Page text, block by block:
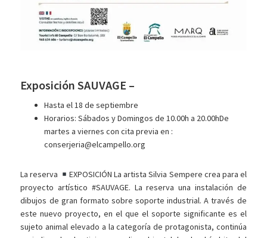
Exposición SAUVAGE –
Hasta el 18 de septiembre
Horarios: Sábados y Domingos de 10.00h a 20.00hDe
martes a viernes con cita previa en :
conserjeria@elcampello.org
La reserva
EXPOSICIÓN La artista Silvia Sempere crea para el
proyecto artístico #SAUVAGE. La reserva una instalación de
dibujos de gran formato sobre soporte industrial. A través de
este nuevo proyecto, en el que el soporte significante es el
sujeto animal elevado a la categoría de protagonista, continúa